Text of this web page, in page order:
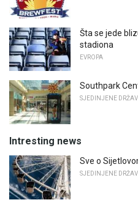
Šta se jede
stadiona
EVROPA
Southpark
SJEDINJENE
Intresting news
Sve o
SJEDINJENE